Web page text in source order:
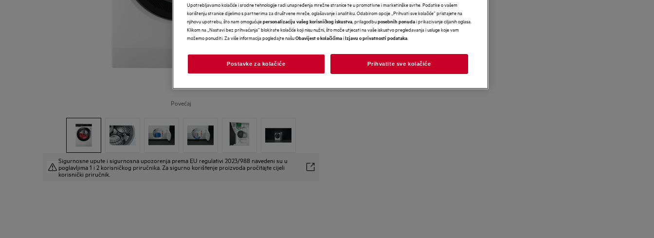
Povećaj
Sigurnosne upute i sigurnosna upozorenja prema EU regulativi 2023/988 navedeni su u
poglavljima 1 i 2 korisničkog priručnika. Za sigurno korištenje proizvoda pročitajte cijeli
korisnički priručnik.
Upotrebljavamo kolačiće i srodne tehnologije radi unapređenja mrežne stranice te u promotivne i marketinške svrhe. Podatke o vašem
korištenju stranice dijelimo s partnerima za društvene mreže, oglašavanje i analitiku. Odabirom opcije „Prihvati sve kolačiće” pristajete na
njihovu upotrebu, što nam omogućujepersonalizaciju vašeg korisničkog iskustva , prilagodbuposebnih ponudai prikazivanje ciljanih oglasa.
Klikom na „Nastavi bez prihvaćanja” blokirate kolačiće koji nisu nužni, što može utjecati na vaše iskustvo pregledavanja i usluge koje vam
možemo ponuditi. Za više informacija pogledajte našuObavijest o kolačićimaiIzjavu o privatnosti podataka
Postavke za kolačiće Prihvatite sve kolačiće